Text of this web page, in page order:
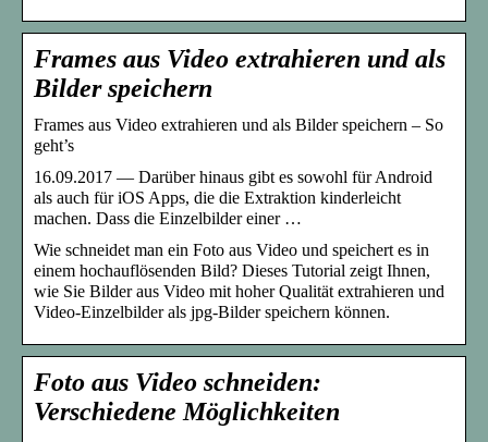
Frames aus Video extrahieren und als
Bilder speichern
Frames aus Video extrahieren und als Bilder speichern – So
geht’s
16.09.2017 — Darüber hinaus gibt es sowohl für Android
als auch für iOS Apps, die die Extraktion kinderleicht
machen. Dass die Einzelbilder einer …
Wie schneidet man ein Foto aus Video und speichert es in
einem hochauflösenden Bild? Dieses Tutorial zeigt Ihnen,
wie Sie Bilder aus Video mit hoher Qualität extrahieren und
Video-Einzelbilder als jpg-Bilder speichern können.
Foto aus Video schneiden:
Verschiedene Möglichkeiten